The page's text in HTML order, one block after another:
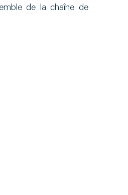
de la chaîne de